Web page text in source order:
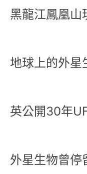
黑龍江鳳凰山
地球上的外星
英公開30年
外星生物曾停